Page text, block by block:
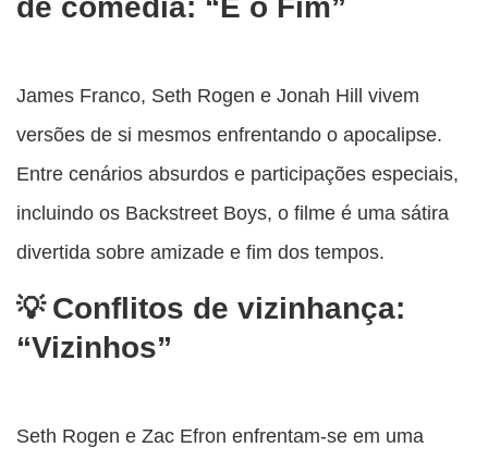
de comédia: “É o Fim”
James Franco, Seth Rogen e Jonah Hill vivem
versões de si mesmos enfrentando o apocalipse.
Entre cenários absurdos e participações especiais,
incluindo os Backstreet Boys, o filme é uma sátira
divertida sobre amizade e fim dos tempos.
Conflitos de vizinhança:
“Vizinhos”
Seth Rogen e Zac Efron enfrentam-se em uma